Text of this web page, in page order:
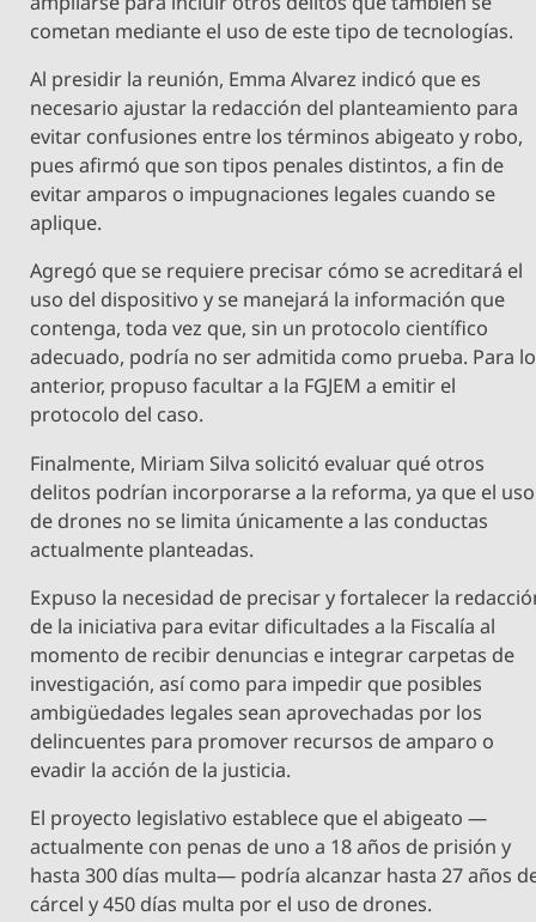
cometan mediante el uso de este tipo de tecnologías.
Al presidir la reunión, Emma Alvarez indicó que es
necesario ajustar la redacción del planteamiento para
evitar confusiones entre los términos abigeato y robo,
pues afirmó que son tipos penales distintos, a fin de
evitar amparos o impugnaciones legales cuando se
aplique.
Agregó que se requiere precisar cómo se acreditará el
uso del dispositivo y se manejará la información que
contenga, toda vez que, sin un protocolo científico
adecuado, podría no ser admitida como prueba. Para lo
anterior, propuso facultar a la FGJEM a emitir el
protocolo del caso.
Finalmente, Miriam Silva solicitó evaluar qué otros
delitos podrían incorporarse a la reforma, ya que el uso
de drones no se limita únicamente a las conductas
actualmente planteadas.
Expuso la necesidad de precisar y fortalecer la
de la iniciativa para evitar dificultades a la Fiscalía al
momento de recibir denuncias e integrar carpetas de
investigación, así como para impedir que posibles
ambigüedades legales sean aprovechadas por los
delincuentes para promover recursos de amparo o
evadir la acción de la justicia.
El proyecto legislativo establece que el abigeato —
actualmente con penas de uno a 18 años de prisión y
hasta 300 días multa— podría alcanzar hasta 27 años
cárcel y 450 días multa por el uso de drones.